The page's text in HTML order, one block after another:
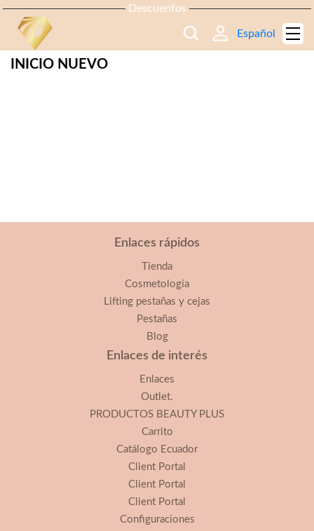
Descuentos
Español
INICIO NUEVO
Enlaces rápidos
Tienda
Cosmetología
Lifting pestañas y cejas
Pestañas
Blog
Enlaces de interés
Enlaces
Outlet.
PRODUCTOS BEAUTY PLUS
Carrito
Catálogo Ecuador
Client Portal
Client Portal
Client Portal
Configuraciones